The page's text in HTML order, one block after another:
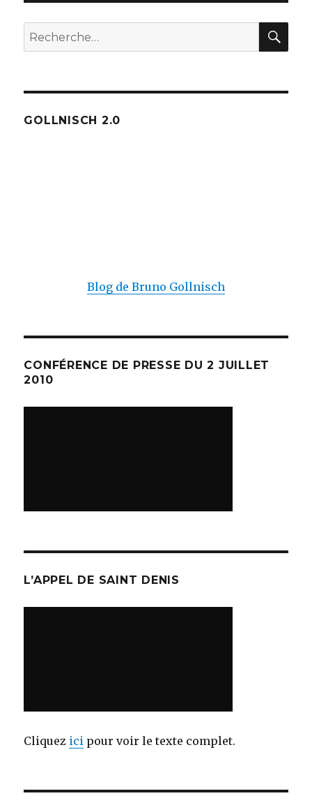
Recherche
pour :
GOLLNISCH 2.0
Blog de Bruno Gollnisch
CONFÉRENCE DE PRESSE DU 2 JUILLET
2010
L’APPEL DE SAINT DENIS
Cliquez ici pour voir le texte complet.